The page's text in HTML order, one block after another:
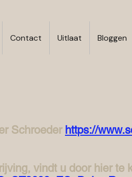
Contact Uitlaat Bloggen
Schroeder https://
vindt u door hier te